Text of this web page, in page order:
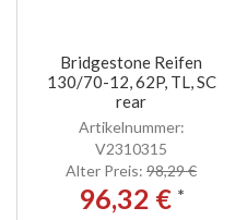
Bridgestone Reifen
130/70-12, 62P, TL, SC
rear
Artikelnummer:
V2310315
Alter Preis: 98,29 €
96,32 € *